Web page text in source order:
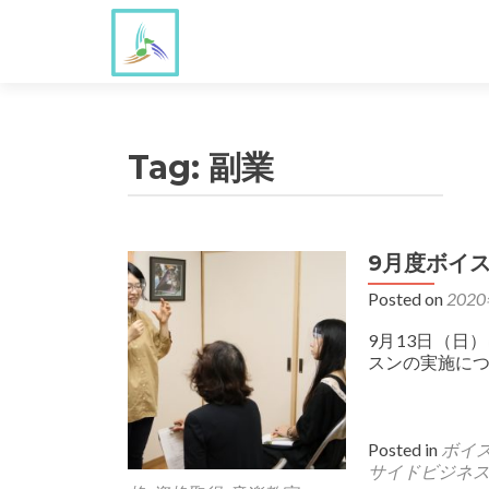
Tag: 副業
9月度ボイ
Posted on
9月13日（日
スンの実施に
Posted in ボイ
サイドビジネス